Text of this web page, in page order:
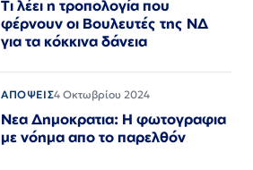
Τι λέει η τροπολογία που
φέρνουν οι Βουλευτές της ΝΔ
για τα κόκκινα δάνεια
ΑΠΟΨΕΙΣ4 Οκτωβρίου 2024
Νεα Δημοκρατια: Η φωτογραφια
με νόημα απο το παρελθόν